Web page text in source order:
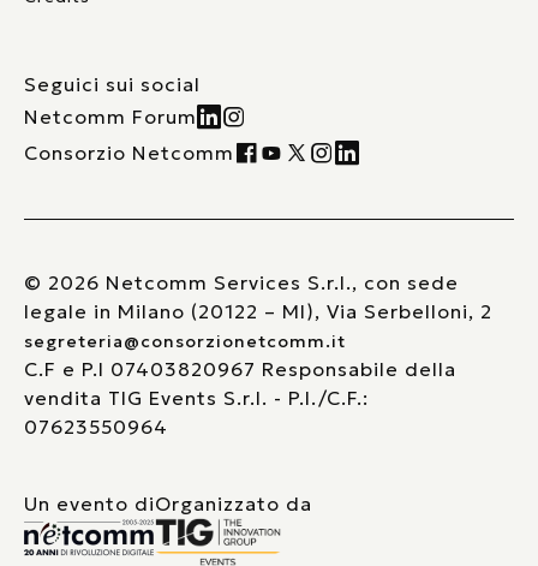
Seguici sui social
Netcomm Forum
Consorzio Netcomm
© 2026 Netcomm Services S.r.l., con sede
legale in Milano (20122 – MI), Via Serbelloni, 2
segreteria@consorzionetcomm.it
C.F e P.I 07403820967 Responsabile della
vendita TIG Events S.r.l. - P.I./C.F.:
07623550964
Un evento diOrganizzato da